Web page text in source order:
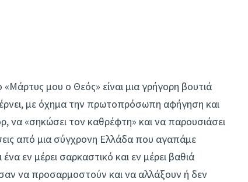
«Μάρτυς μου ο Θεός» είναι μια γρήγορη βουτιά
με όχημα την πρωτοπρόσωπη αφήγηση και
να «σηκώσει τον καθρέφτη» και να παρουσιάσει
από μια σύγχρονη Ελλάδα που αγαπάμε
εν μέρει σαρκαστικό και εν μέρει βαθιά
να προσαρμοστούν και να αλλάξουν ή δεν